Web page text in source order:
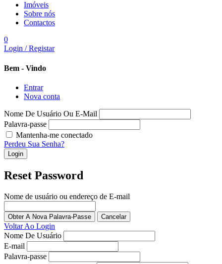
Imóveis
Sobre nós
Contactos
0
Login / Registar
Bem - Vindo
Entrar
Nova conta
Nome De Usuário Ou E-Mail
Palavra-passe
Mantenha-me conectado
Perdeu Sua Senha?
Login
Reset Password
Nome de usuário ou endereço de E-mail
Obter A Nova Palavra-Passe
Voltar Ao Login
Nome De Usuário
E-mail
Palavra-passe